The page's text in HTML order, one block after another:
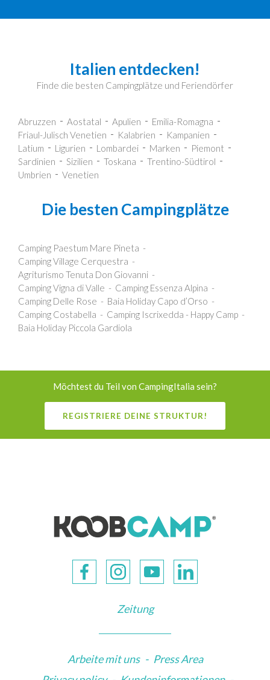
Italien entdecken!
Finde die besten Campingplätze und Feriendörfer
Abruzzen Aostatal Apulien
Emilia-Romagna
Friaul-Julisch Venetien
Kalabrien
Kampanien
Latium
Ligurien Lombardei Marken
Piemont
Sardinien
Sizilien Toskana
Trentino-Südtirol
Umbrien
Venetien
Die besten Campingplätze
Camping Paestum Mare Pineta
Camping Village Cerquestra
Agriturismo Tenuta Don Giovanni
Camping Vigna di Valle
Camping Essenza Alpina
Camping Delle Rose
Baia Holiday Capo d’Orso
Camping Costabella
Camping Iscrixedda - Happy Camp
Baia Holiday Piccola Gardiola
Möchtest du Teil von CampingItalia sein?
REGISTRIERE DEINE STRUKTUR!
Zeitung
Arbeite mit uns - Press Area